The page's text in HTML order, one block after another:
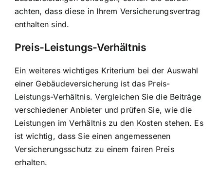
achten, dass diese in Ihrem Versicherungsvertrag
enthalten sind.
Preis-Leistungs-Verhältnis
Ein weiteres wichtiges Kriterium bei der Auswahl
einer Gebäudeversicherung ist das Preis-
Leistungs-Verhältnis. Vergleichen Sie die Beiträge
verschiedener Anbieter und prüfen Sie, wie die
Leistungen im Verhältnis zu den Kosten stehen. Es
ist wichtig, dass Sie einen angemessenen
Versicherungsschutz zu einem fairen Preis
erhalten.